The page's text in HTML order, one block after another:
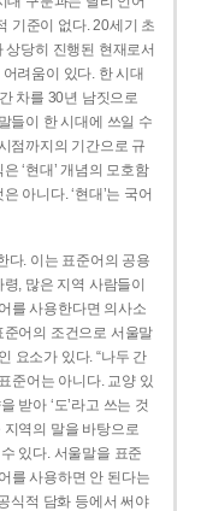
기준이 없다. 20세기 초
상당히 진행된 현재로서
려움이 있다. 한 시대
차를 30년 남짓으로
들이 한 시대에 쓰일 수
점까지의 기간으로 규
‘현대’ 개념의 모호함
아니다. ‘현대’는 국어
다. 이는 표준어의 공용
, 많은 지역 사람들이
를 사용한다면 의사소
어의 조건으로 서울말
요소가 있다. “나두 간
준어는 아니다. 교양 있
받아 ‘도’라고 쓰는 것
역의 말을 바탕으로
있다. 서울말을 표준
를 사용하면 안 된다는
식적 담화 등에서 써야